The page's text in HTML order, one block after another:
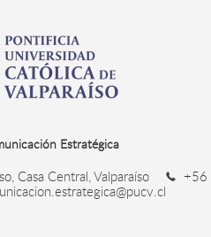
Estratégica
Casa Central, Valparaíso
+56